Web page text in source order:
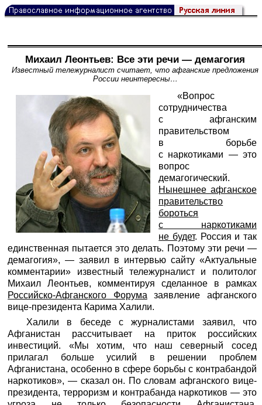
Михаил Леонтьев: Все эти речи — демагогия
Известный тележурналист считает, что афганские предложения
России неинтересны…
«Вопрос
сотрудничества
с афганским
правительством
в борьбе
с наркотиками — это
вопрос
демагогический.
Нынешнее афганское
правительство
бороться
с наркотиками
не будет. Россия и так
единственная пытается это делать. Поэтому эти речи —
демагогия», — заявил в интервью сайту «Актуальные
комментарии» известный тележурналист и политолог
Михаил Леонтьев, комментируя сделанное в рамках
Российско-Афганского Форума заявление афганского
вице-президента Карима Халили.
Халили в беседе с журналистами заявил, что
Афганистан рассчитывает на приток российских
инвестиций. «Мы хотим, что наш северный сосед
прилагал больше усилий в решении проблем
Афганистана, особенно в сфере борьбы с контрабандой
наркотиков», — сказал он. По словам афганского вице-
президента, терроризм и контрабанда наркотиков — это